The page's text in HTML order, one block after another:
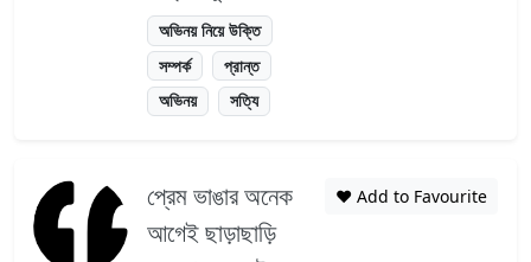
অভিনয় নিয়ে উক্তি
সম্পর্ক
প্রান্ত
অভিনয়
সত্যি
প্রেম ভাঙার অনেক
আগেই ছাড়াছাড়ি
❤️ Add to Favourite